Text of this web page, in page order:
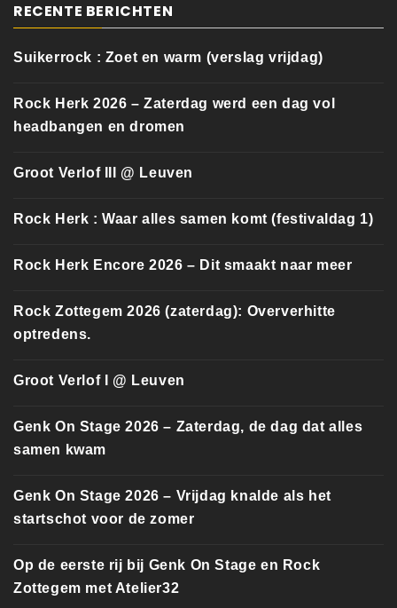
RECENTE BERICHTEN
Suikerrock : Zoet en warm (verslag vrijdag)
Rock Herk 2026 – Zaterdag werd een dag vol
headbangen en dromen
Groot Verlof III @ Leuven
Rock Herk : Waar alles samen komt (festivaldag 1)
Rock Herk Encore 2026 – Dit smaakt naar meer
Rock Zottegem 2026 (zaterdag): Oververhitte
optredens.
Groot Verlof I @ Leuven
Genk On Stage 2026 – Zaterdag, de dag dat alles
samen kwam
Genk On Stage 2026 – Vrijdag knalde als het
startschot voor de zomer
Op de eerste rij bij Genk On Stage en Rock
Zottegem met Atelier32